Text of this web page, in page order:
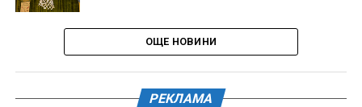
ОЩЕ НОВИНИ
РЕКЛАМА